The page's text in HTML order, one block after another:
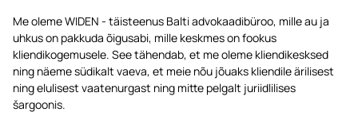
Me oleme WIDEN - täisteenus Balti advokaadibüroo, mille au ja
uhkus on pakkuda õigusabi, mille keskmes on fookus
kliendikogemusele. See tähendab, et me oleme kliendikesksed
ning näeme südikalt vaeva, et meie nõu jõuaks kliendile ärilisest
ning elulisest vaatenurgast ning mitte pelgalt juriidlilises
šargoonis.